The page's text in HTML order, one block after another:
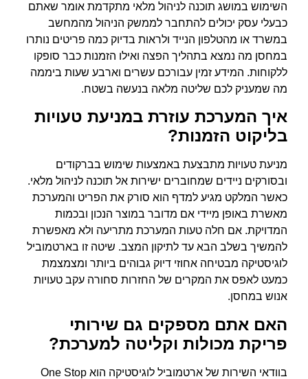
השימוש במושג תוכנה לניהול מלאי מתקדמת אומר שאתם
כבעלי עסק יכולים להתחבר לממשק הניהול מהמחשב
במשרד או מהטלפון הנייד ולראות בדיוק כמה פריטים נותרו
במחסן מה נמצא בתהליך הפצה ואילו הזמנות כבר סופקו
ללקוחות. המידע זמין עבורכם עשרים וארבע שעות ביממה
מה שמעניק לכם שליטה מלאה בנעשה בשטח.
איך המערכת עוזרת במניעת טעויות
בליקוט הזמנות?
מניעת טעויות מתבצעת באמצעות שימוש בברקודים
ובסורקים ניידים שמחוברים ישירות אל תוכנה לניהול מלאי.
כאשר המלקט מגיע למדף הוא סורק את הפריט והמערכת
מאשרת באופן מיידי אם מדובר במוצר הנכון ובכמות
המדויקת. אם חלה טעות המערכת מתריעה ולא מאפשרת
להמשיך בשלב הבא עד לתיקון המצב. שיטה זו בארטמוביל
לוגיסטיקה מבטיחה אחוזי דיוק גבוהים ביותר ומצמצמת
כמעט לאפס את המקרים של החזרות סחורה עקב טעויות
אנוש במחסן.
האם אתם מספקים גם שירותי
פריקת מכולות וקליטה למערכת?
בוודאי השירות של ארטמוביל לוגיסטיקה הוא One Stop